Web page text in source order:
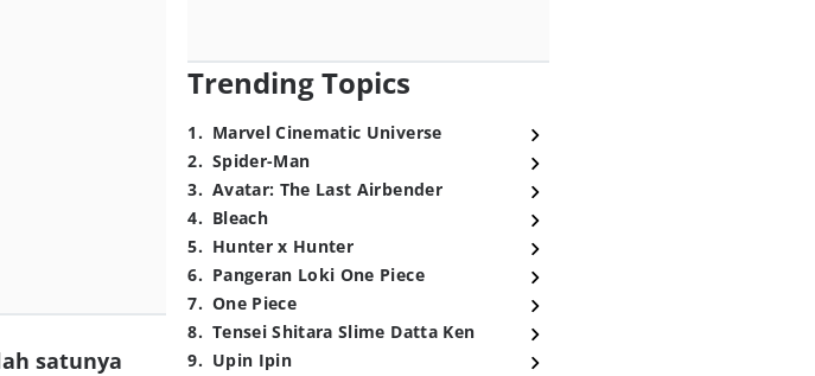
satunya
Trending Topics
1. Marvel Cinematic Universe
2. Spider-Man
3. Avatar: The Last Airbender
4. Bleach
5. Hunter x Hunter
6. Pangeran Loki One Piece
7. One Piece
8. Tensei Shitara Slime Datta Ken
9. Upin Ipin